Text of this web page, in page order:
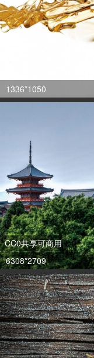
1336*1050
CC0共享可商用
6308*2709